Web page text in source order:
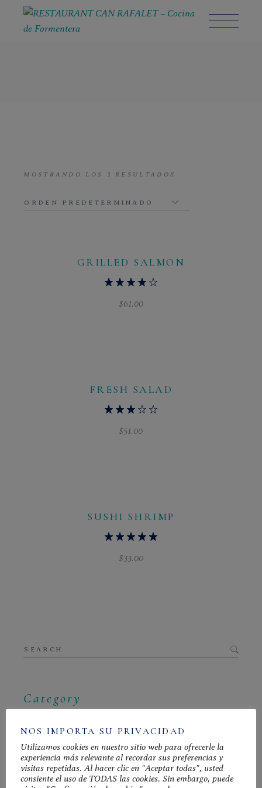
content
MOSTRANDO LOS 3 RESULTADOS
GRILLED SALMON
$61.00
FRESH SALAD
$51.00
SUSHI SHRIMP
$33.00
Search
for:
Category
MEAL
SALAD (4)
SIN CATEGORIZAR (0)
NOS IMPORTA SU PRIVACIDAD
Utilizamos cookies en nuestro sitio web para ofrecerle la
experiencia más relevante al recordar sus preferencias y
visitas repetidas. Al hacer clic en "Aceptar todas", usted
consiente el uso de TODAS las cookies. Sin embargo, puede